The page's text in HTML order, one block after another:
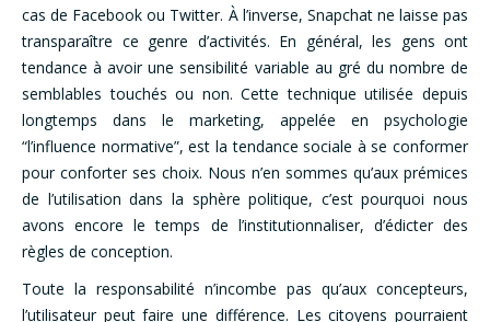
cas de Facebook ou Twitter. À l’inverse, Snapchat ne laisse pas
transparaître ce genre d’activités. En général, les gens ont
tendance à avoir une sensibilité variable au gré du nombre de
semblables touchés ou non. Cette technique utilisée depuis
longtemps dans le marketing, appelée en psychologie
“l’influence normative”, est la tendance sociale à se conformer
pour conforter ses choix. Nous n’en sommes qu’aux prémices
de l’utilisation dans la sphère politique, c’est pourquoi nous
avons encore le temps de l’institutionnaliser, d’édicter des
règles de conception.
Toute la responsabilité n’incombe pas qu’aux concepteurs,
l’utilisateur peut faire une différence. Les citoyens pourraient